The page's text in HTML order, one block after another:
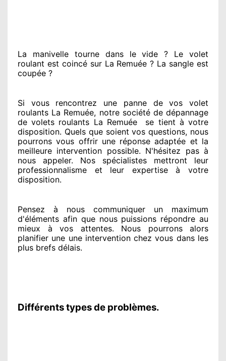
La manivelle tourne dans le vide ? Le volet
roulant est coincésur La Remuée ? La sangle est
coupée ?
Si vous rencontrez une panne de vos volet
roulants La Remuée, notre sociétéde dépannage
de volets roulants La Remuée
se tient à votre
disposition. Quels que soient vos questions, nous
pourrons vous offrirune réponse adaptée et la
meilleure intervention possible. N'hésitez pas à
nous appeler. Nos spécialistes mettront leur
professionnalisme et leur expertise à votre
disposition.
Pensez à nous communiquer un maximum
d'éléments afin que nous puissions répondre au
mieux à vos attentes. Nous pourrons alors
planifier une une intervention chez vous dans les
plus brefs délais.
Différents types de problèmes.